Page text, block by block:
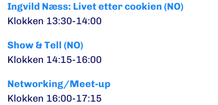
Ingvild Næss: Livet etter cookien (NO)
Klokken 13:30-14:00
Show & Tell (NO)
Klokken 14:15-16:00
Networking/Meet-up
Klokken 16:00-17:15